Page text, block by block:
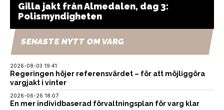
Gilla jakt från Almedalen, dag 3:
Polismyndigheten
SENASTE NYTT OM VARG
2026-08-03 19:41
Regeringen höjer referensvärdet – för att möjliggöra
vargjakt i vinter
2026-06-26 18:07
En mer individbaserad förvaltningsplan för varg klar